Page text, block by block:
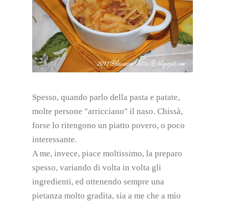
Spesso, quando parlo della pasta e patate,
molte persone "arricciano" il naso. Chissà,
forse lo ritengono un piatto povero, o poco
interessante.
A me, invece, piace moltissimo, la preparo
spesso, variando di volta in volta gli
ingredienti, ed ottenendo sempre una
pietanza molto gradita, sia a me che a mio